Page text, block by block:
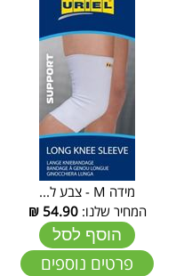
מידה M - צבע ל...
המחיר שלנו:54.90
₪
הוסף לסל
פרטים נוספים